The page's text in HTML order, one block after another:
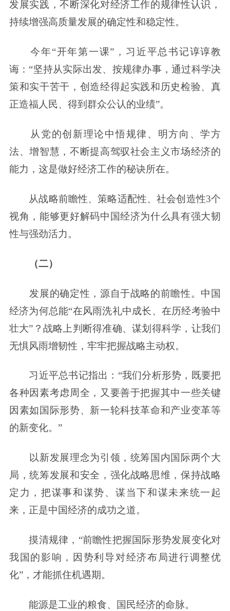
发展实践，不断深化对经济工作的规律性认识，
持续增强高质量发展的确定性和稳定性。
今年“开年第一课”，习近平总书记谆谆教
诲：“坚持从实际出发、按规律办事，通过科学决
策和实干苦干，创造经得起实践和历史检验、真
正造福人民、得到群众公认的业绩”。
从党的创新理论中悟规律、明方向、学方
法、增智慧，不断提高驾驭社会主义市场经济的
能力，这是做好经济工作的秘诀所在。
从战略前瞻性、策略适配性、社会创造性3个
视角，能够更好解码中国经济为什么具有强大韧
性与强劲活力。
（二）
发展的确定性，源自于战略的前瞻性。中国
经济为何总能“在风雨洗礼中成长、在历经考验中
壮大”？战略上判断得准确、谋划得科学，让我们
无惧风雨增韧性，牢牢把握战略主动权。
习近平总书记指出：“我们分析形势，既要把
各种因素考虑周全，又要善于把握其中一些关键
因素如国际形势、新一轮科技革命和产业变革等
的新变化。”
以新发展理念为引领，统筹国内国际两个大
局，统筹发展和安全，强化战略思维，保持战略
定力，把谋事和谋势、谋当下和谋未来统一起
来，正是中国经济的成功之道。
摸清规律，“前瞻性把握国际形势发展变化对
我国的影响，因势利导对经济布局进行调整优
化”，才能抓住机遇期。
能源是工业的粮食、国民经济的命脉。